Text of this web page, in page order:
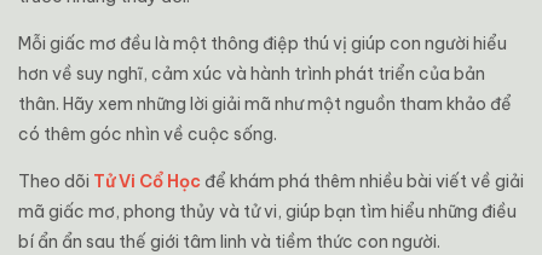
Mỗi giấc mơ đều là một thông điệp thú vị giúp con người hiểu
hơn về suy nghĩ, cảm xúc và hành trình phát triển của bản
thân. Hãy xem những lời giải mã như một nguồn tham khảo để
có thêm góc nhìn về cuộc sống.
Theo dõi Tử Vi Cổ Học để khám phá thêm nhiều bài viết về giải
mã giấc mơ, phong thủy và tử vi, giúp bạn tìm hiểu những điều
bí ẩn ẩn sau thế giới tâm linh và tiềm thức con người.